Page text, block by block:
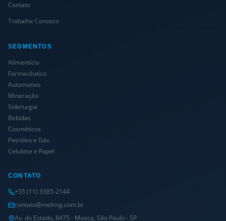
Contato
Trabalhe Conosco
SEGMENTOS
Alimentício
Farmacêutico
Automotivo
Mineração
Siderurgia
Bebidas
Cosméticos
Petróleo e Gás
Celulose e Papel
CONTATO
+55 (11) 3385-2144
contato@melting.com.br
Av. do Estado, 8475 - Mooca, São Paulo - SP